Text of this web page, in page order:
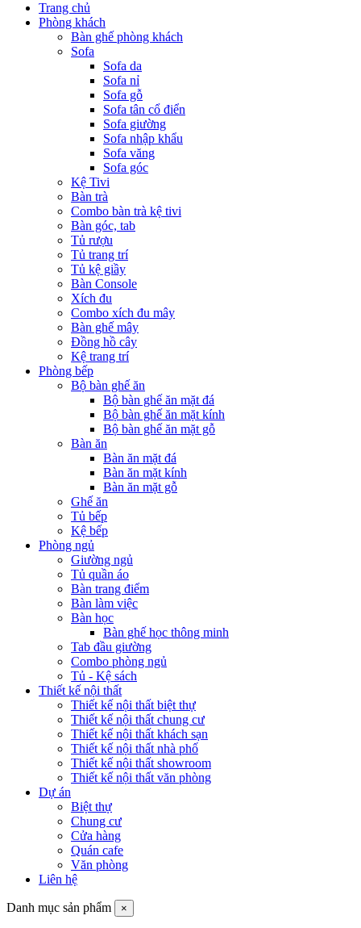
Trang chủ
Phòng khách
Bàn ghế phòng khách
Sofa
Sofa da
Sofa nỉ
Sofa gỗ
Sofa tân cổ điển
Sofa giường
Sofa nhập khẩu
Sofa văng
Sofa góc
Kệ Tivi
Bàn trà
Combo bàn trà kệ tivi
Bàn góc, tab
Tủ rượu
Tủ trang trí
Tủ kệ giầy
Bàn Console
Xích đu
Combo xích đu mây
Bàn ghế mây
Đồng hồ cây
Kệ trang trí
Phòng bếp
Bộ bàn ghế ăn
Bộ bàn ghế ăn mặt đá
Bộ bàn ghế ăn mặt kính
Bộ bàn ghế ăn mặt gỗ
Bàn ăn
Bàn ăn mặt đá
Bàn ăn mặt kính
Bàn ăn mặt gỗ
Ghế ăn
Tủ bếp
Kệ bếp
Phòng ngủ
Giường ngủ
Tủ quần áo
Bàn trang điểm
Bàn làm việc
Bàn học
Bàn ghế học thông minh
Tab đầu giường
Combo phòng ngủ
Tủ - Kệ sách
Thiết kế nội thất
Thiết kế nội thất biệt thự
Thiết kế nội thất chung cư
Thiết kế nội thất khách sạn
Thiết kế nội thất nhà phố
Thiết kế nội thất showroom
Thiết kế nội thất văn phòng
Dự án
Biệt thự
Chung cư
Cửa hàng
Quán cafe
Văn phòng
Liên hệ
Danh mục sản phẩm ×